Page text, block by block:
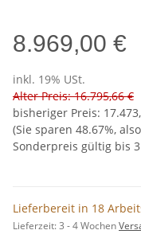
8.969,00 €
inkl. 19% USt.
Alter Preis: 16.795,66 €
bisheriger Preis:
(Sie sparen 48.67%, also
Sonderpreis gültig bis
Lieferbereit in 18
Lieferzeit:3 - 4 Wochen